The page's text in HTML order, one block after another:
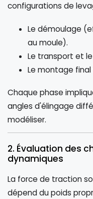
configurations de
Le démoulage
au moule).
Le transport et
Le montage final
Chaque phase
angles d'élingage
modéliser.
2. Évaluation des
dynamiques
La force de traction
dépend du poids